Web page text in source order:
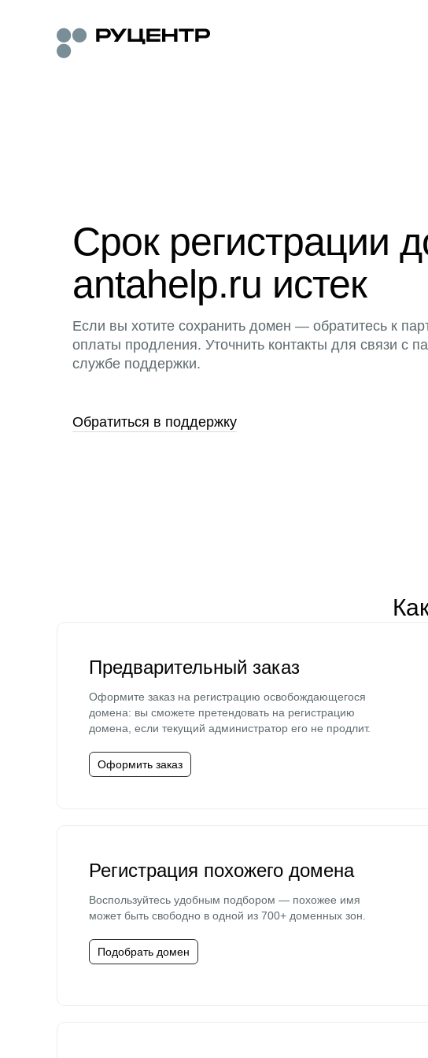
Срок регистрации
antahelp.ru истек
Если вы хотите сохранить домен — обратитесь к
оплаты продления. Уточнить контакты для связи с
службе поддержки.
Обратиться в поддержку
Предварительный заказ
Оформите заказ на регистрацию освобождающегося
домена: вы сможете претендовать на регистрацию
домена, если текущий администратор его не продлит.
Оформить заказ
Регистрация похожего домена
Воспользуйтесь удобным подбором — похожее имя
может быть свободно в одной из 700+ доменных зон.
Подобрать домен